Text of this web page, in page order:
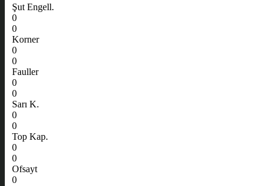
Şut Engell.
0
0
Korner
0
0
Fauller
0
0
Sarı K.
0
0
Top Kap.
0
0
Ofsayt
0